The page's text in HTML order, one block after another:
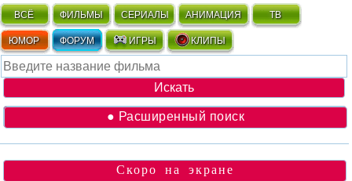
ВСЁ ФИЛЬМЫ СЕРИАЛЫ АНИМАЦИЯ ТВ
ЮМОР ФОРУМ ИГРЫ КЛИПЫ
● Расширенный поиск
Скоро на экране